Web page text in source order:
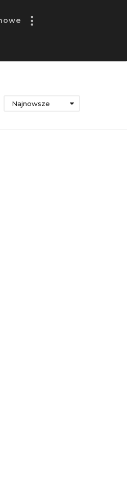
Najnowsze